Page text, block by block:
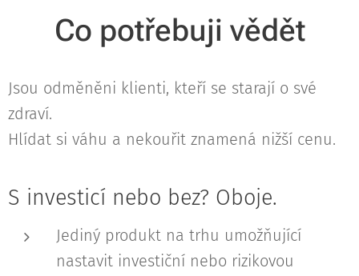
Co potřebuji vědět
Jsou odměněni klienti, kteří se starají o své
zdraví.
Hlídat si váhu a nekouřit znamená nižší cenu.
S investicí nebo bez? Oboje.
Jediný produkt na trhu umožňující
nastavit investiční nebo rizikovou